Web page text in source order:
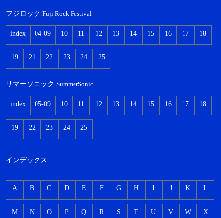
フジロック Fuji Rock Festival
index 04-09 10 11 12 13 14 15 16 17 18
19 21 22 23 24 25
サマーソニック SummerSonic
index 05-09 10 11 12 13 14 15 16 17 18
19 22 23 24 25
インデックス
A B C D E F G H I J K L
M N O P Q R S T U V W X